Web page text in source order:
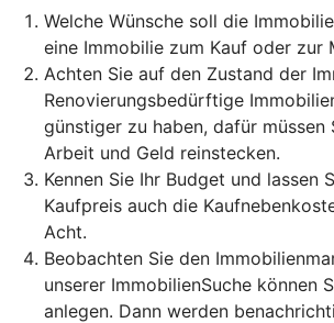
Welche Wünsche soll die
eine Immobilie zum Kauf oder zur
Achten Sie auf den Zustand der
Renovierungsbedürftige
günstiger zu haben, dafür
Arbeit und Geld reinstecken.
Kennen Sie Ihr Budget und lassen
Kaufpreis auch die
Acht.
Beobachten Sie den
unserer ImmobilienSuche können
anlegen. Dann werden